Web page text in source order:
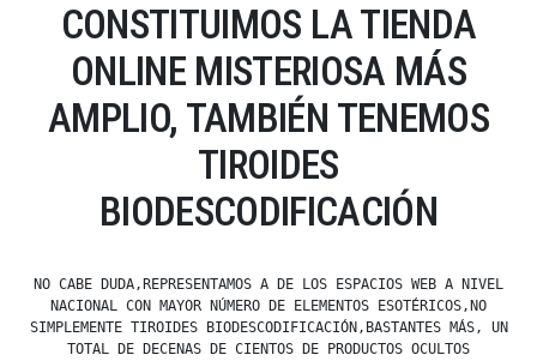
CONSTITUIMOS LA TIENDA
ONLINE MISTERIOSA MÁS
AMPLIO, TAMBIÉN TENEMOS
TIROIDES
BIODESCODIFICACIÓN
NO CABE DUDA,REPRESENTAMOS A DE LOS ESPACIOS WEB A NIVEL
NACIONAL CON MAYOR NÚMERO DE ELEMENTOS ESOTÉRICOS,NO
SIMPLEMENTE TIROIDES BIODESCODIFICACIÓN,BASTANTES MÁS, UN
TOTAL DE DECENAS DE CIENTOS DE PRODUCTOS OCULTOS